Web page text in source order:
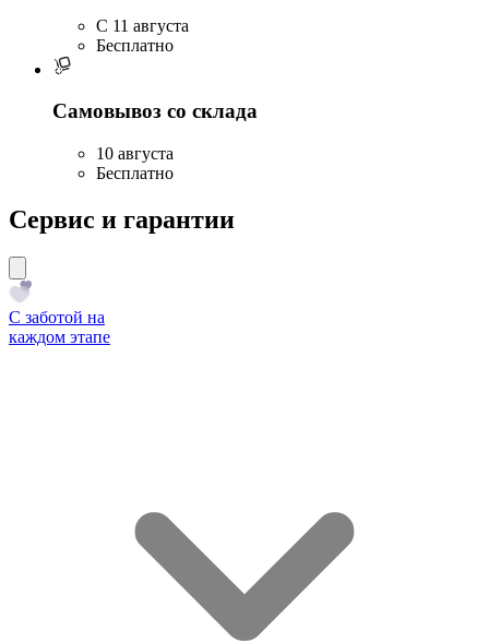
C 11 августа
Бесплатно
Самовывоз со склада
10 августа
Бесплатно
Сервис и гарантии
С заботой на
каждом этапе